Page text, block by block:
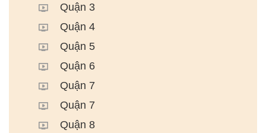
Quận 3
Quận 4
Quận 5
Quận 6
Quận 7
Quận 7
Quận 8